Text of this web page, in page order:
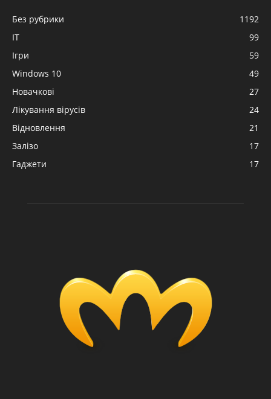
Без рубрики
1192
IT
99
Ігри
59
Windows 10
49
Новачкові
27
Лікування вірусів
24
Відновлення
21
Залізо
17
Гаджети
17